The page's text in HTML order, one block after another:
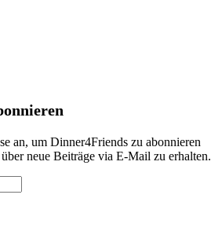
an, um Dinner4Friends zu abonnieren
neue Beiträge via E-Mail zu erhalten.